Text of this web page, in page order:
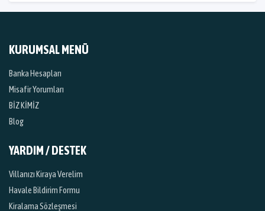
KURUMSAL MENÜ
Banka Hesapları
Misafir Yorumları
BİZ KİMİZ
Blog
YARDIM / DESTEK
Villanızı Kiraya Verelim
Havale Bildirim Formu
Kiralama Sözleşmesi